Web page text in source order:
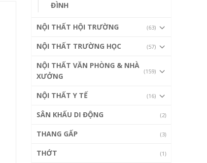
ĐÌNH
NỘI THẤT HỘI TRƯỜNG (63)
NỘI THẤT TRƯỜNG HỌC (57)
NỘI THẤT VĂN PHÒNG & NHÀ
XƯỞNG
(159)
NỘI THẤT Y TẾ (16)
SÂN KHẤU DI ĐỘNG (2)
THANG GẤP (3)
THỚT (1)